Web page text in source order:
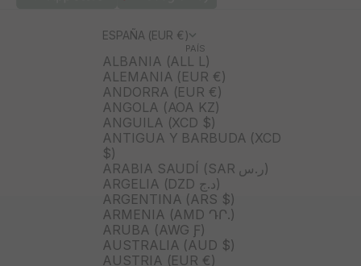
ESPAÑA (EUR €)
PAÍS
ALBANIA (ALL L)
ALEMANIA (EUR €)
ANDORRA (EUR €)
ANGOLA (AOA KZ)
ANGUILA (XCD $)
ANTIGUA Y BARBUDA (XCD
$)
ARABIA SAUDÍ (SAR ر.س)
ARGELIA (DZD د.ج)
ARGENTINA (ARS $)
ARMENIA (AMD ԴՐ.)
ARUBA (AWG Ƒ)
AUSTRALIA (AUD $)
AUSTRIA (EUR €)